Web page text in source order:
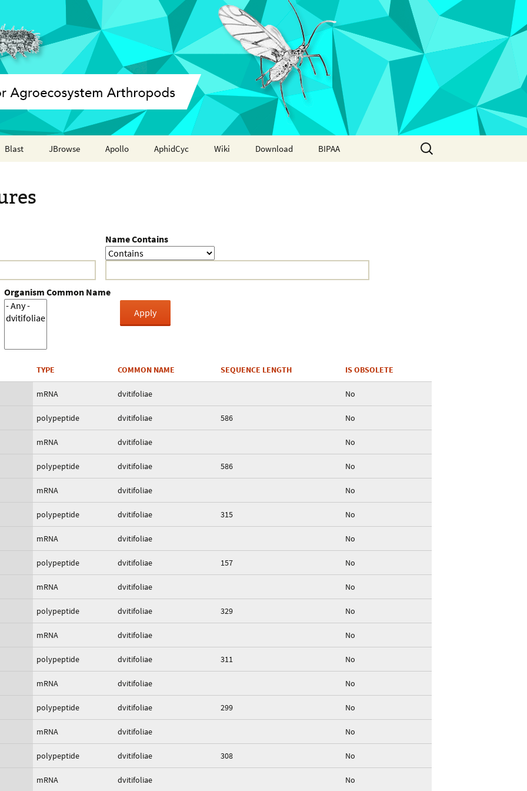
Blast JBrowse Apollo AphidCyc Wiki Download BIPAA
Crustacea
Search
for:
Name Contains
Organism Common Name
TYPE COMMON NAME SEQUENCE LENGTH IS OBSOLETE
mRNA dvitifoliae No
polypeptide dvitifoliae 586 No
mRNA dvitifoliae No
polypeptide dvitifoliae 586 No
mRNA dvitifoliae No
polypeptide dvitifoliae 315 No
mRNA dvitifoliae No
polypeptide dvitifoliae 157 No
mRNA dvitifoliae No
polypeptide dvitifoliae 329 No
mRNA dvitifoliae No
polypeptide dvitifoliae 311 No
mRNA dvitifoliae No
polypeptide dvitifoliae 299 No
mRNA dvitifoliae No
polypeptide dvitifoliae 308 No
mRNA dvitifoliae No